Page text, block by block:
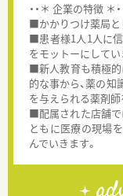
・・＊ 企業の特徴 ＊・
■かかりつけ薬局と
■患者様1人1人に信
をモットーにしてい
■新人教育も積極的
的な事から、薬の知
を与えられる薬剤師
■配属された店舗で
ともに医療の現場
んでいきます。